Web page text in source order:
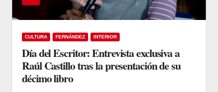
CULTURA FERNÁNDEZ INTERIOR
Día del Escritor: Entrevista exclusiva a
Raúl Castillo tras la presentación de su
décimo libro